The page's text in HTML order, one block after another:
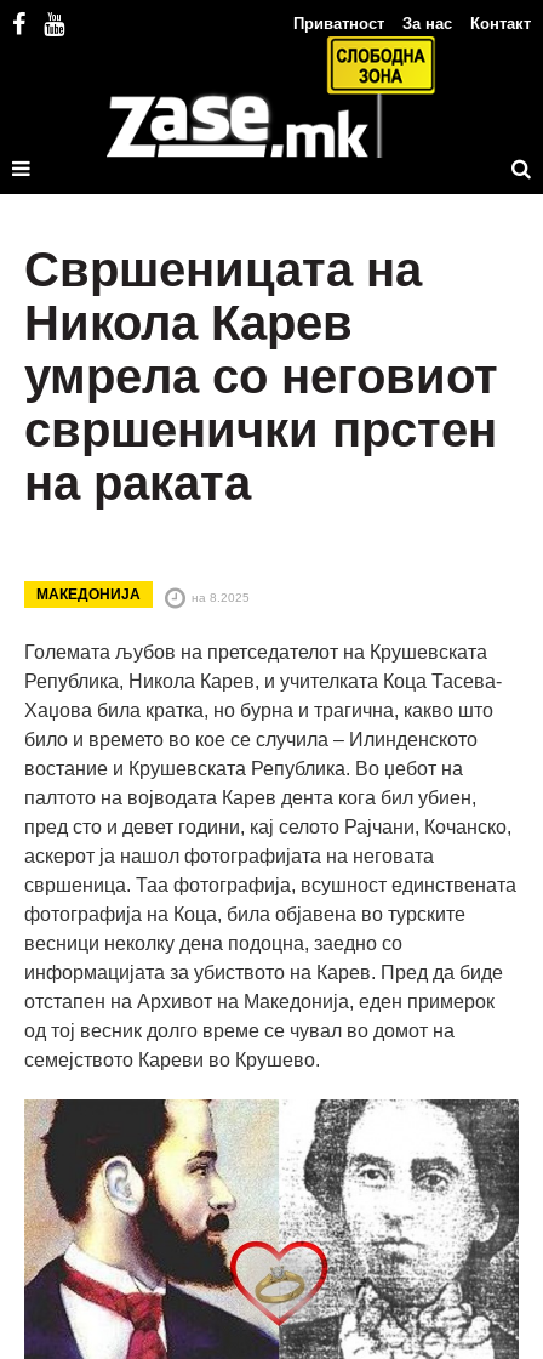
Приватност За нас Контакт
Свршеницата на
Никола Карев
умрела со неговиот
свршенички прстен
на раката
МАКЕДОНИЈА на 8.2025
Големата љубов на претседателот на Крушевската
Република, Никола Карев, и учителката Коца Тасева-
Хаџова била кратка, но бурна и трагична, какво што
било и времето во кое се случила – Илинденското
востание и Крушевската Република. Во џебот на
палтото на војводата Карев дента кога бил убиен,
пред сто и девет години, кај селото Рајчани, Кочанско,
аскерот ја нашол фотографијата на неговата
свршеница. Таа фотографија, всушност единствената
фотографија на Коца, била објавена во турските
весници неколку дена подоцна, заедно со
информацијата за убиството на Карев. Пред да биде
отстапен на Архивот на Македонија, еден примерок
од тој весник долго време се чувал во домот на
семејството Кареви во Крушево.